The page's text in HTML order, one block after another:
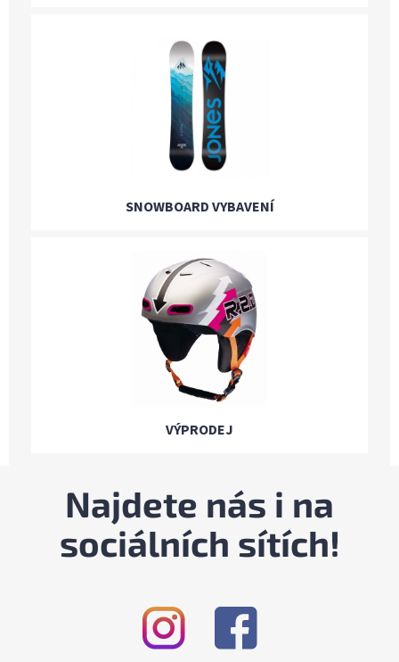
SNOWBOARD VYBAVENÍ
VÝPRODEJ
Najdete nás i na
sociálních sítích!